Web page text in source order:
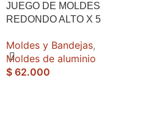
JUEGO DE MOLDES
REDONDO ALTO X 5
Moldes y Bandejas,
Moldes de aluminio
$ 62.000